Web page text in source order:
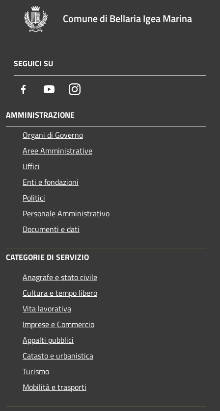
Comune di Bellaria Igea Marina
SEGUICI SU
Facebook YoutubeInstagram
AMMINISTRAZIONE
Organi di Governo
Aree Amministrative
Uffici
Enti e fondazioni
Politici
Personale Amministrativo
Documenti e dati
CATEGORIE DI SERVIZIO
Anagrafe e stato civile
Cultura e tempo libero
Vita lavorativa
Imprese e Commercio
Appalti pubblici
Catasto e urbanistica
Turismo
Mobilità e trasporti